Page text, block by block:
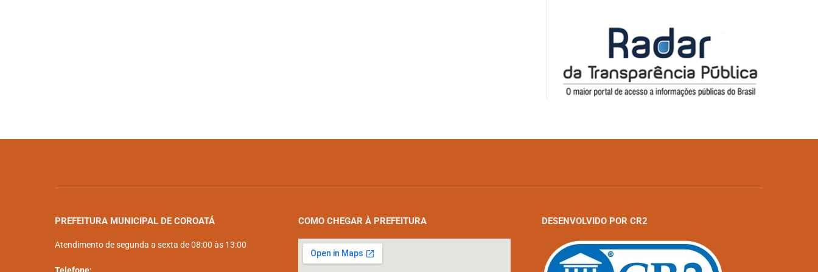
PREFEITURA MUNICIPAL DE COROATÁ
Atendimento de segunda a sexta de 08:00 às 13:00
COMO CHEGAR À PREFEITURA DESENVOLVIDO POR CR2